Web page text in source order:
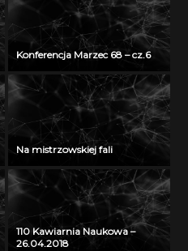
Konferencja Marzec 68 – cz.6
Na mistrzowskiej fali
110 Kawiarnia Naukowa –
26.04.2018